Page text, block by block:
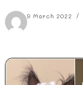
9 March 2022